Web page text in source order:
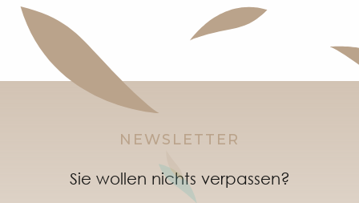
NEWSLETTER
Sie wollen nichts verpassen?